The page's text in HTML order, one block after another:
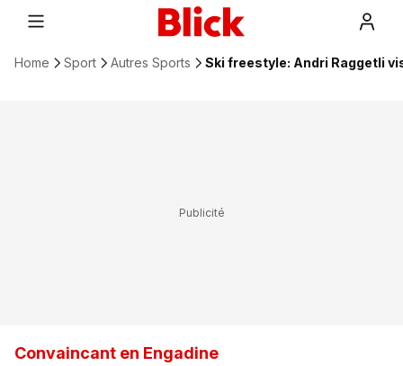
Home Sport Autres Sports Ski freestyle: Andri Raggetli
Convaincant en Engadine